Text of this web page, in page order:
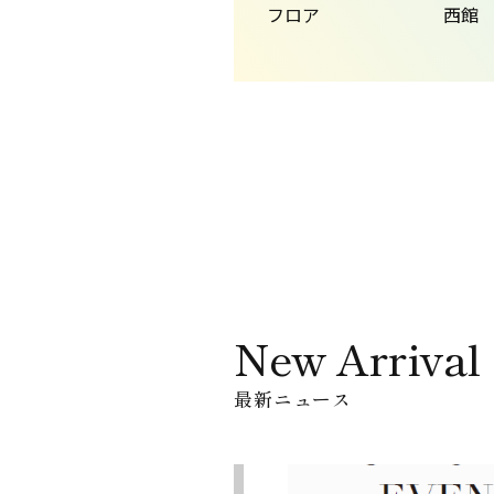
フロア 西館
New Arrival
最新ニュース